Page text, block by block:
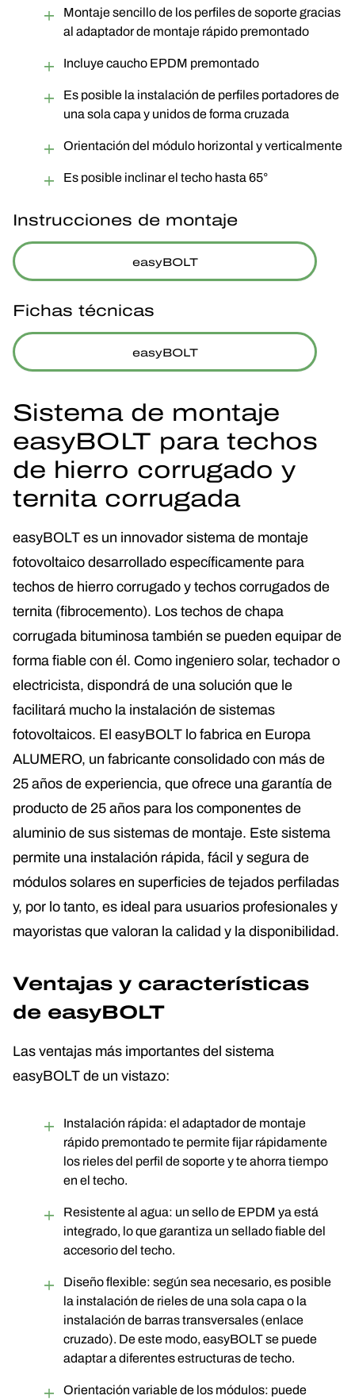
Montaje sencillo de los perfiles de soporte gracias
al adaptador de montaje rápido premontado
Incluye caucho EPDM premontado
Es posible la instalación de perfiles portadores de
una sola capa y unidos de forma cruzada
Orientación del módulo horizontal y verticalmente
Es posible inclinar el techo hasta 65°
Instrucciones de montaje
easyBOLT
Fichas técnicas
easyBOLT
Sistema de montaje
easyBOLT para techos
de hierro corrugado y
ternita corrugada
easyBOLT es un innovador sistema de montaje
fotovoltaico desarrollado específicamente para
techos de hierro corrugado y techos corrugados de
ternita (fibrocemento). Los techos de chapa
corrugada bituminosa también se pueden equipar de
forma fiable con él. Como ingeniero solar, techador o
electricista, dispondrá de una solución que le
facilitará mucho la instalación de sistemas
fotovoltaicos. El easyBOLT lo fabrica en Europa
ALUMERO, un fabricante consolidado con más de
25 años de experiencia, que ofrece una garantía de
producto de 25 años para los componentes de
aluminio de sus sistemas de montaje. Este sistema
permite una instalación rápida, fácil y segura de
módulos solares en superficies de tejados perfiladas
y, por lo tanto, es ideal para usuarios profesionales y
mayoristas que valoran la calidad y la disponibilidad.
Ventajas y características
de easyBOLT
Las ventajas más importantes del sistema
easyBOLT de un vistazo:
Instalación rápida: el adaptador de montaje
rápido premontado te permite fijar rápidamente
los rieles del perfil de soporte y te ahorra tiempo
en el techo.
Resistente al agua: un sello de EPDM ya está
integrado, lo que garantiza un sellado fiable del
accesorio del techo.
Diseño flexible: según sea necesario, es posible
la instalación de rieles de una sola capa o la
instalación de barras transversales (enlace
cruzado). De este modo, easyBOLT se puede
adaptar a diferentes estructuras de techo.
Orientación variable de los módulos: puede